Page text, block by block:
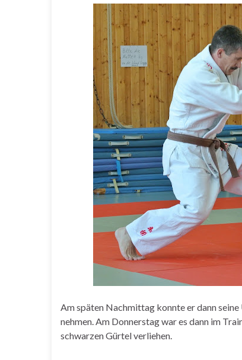
Am späten Nachmittag konnte er dann
nehmen. Am Donnerstag war es dann im
schwarzen Gürtel verliehen.